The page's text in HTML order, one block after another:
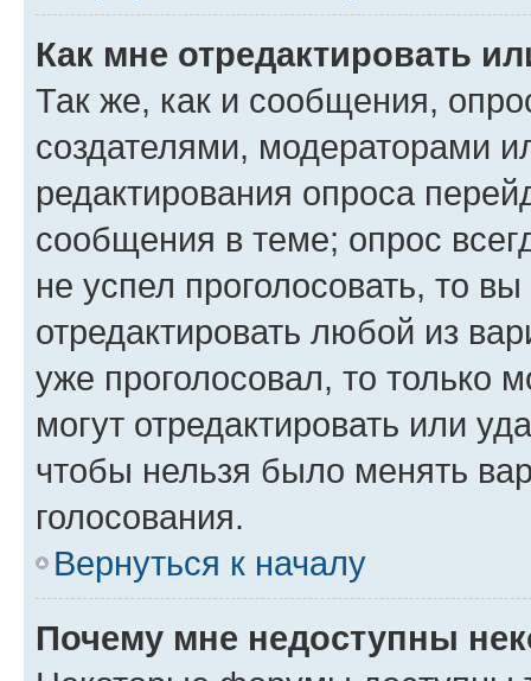
Как мне отредактировать
Так же, как и сообщения,
создателями, модераторами
редактирования опроса
сообщения в теме; опрос
не успел проголосовать, то
отредактировать любой из
уже проголосовал, то только
могут отредактировать или
чтобы нельзя было менять
голосования.
Вернуться к началу
Почему мне недоступны